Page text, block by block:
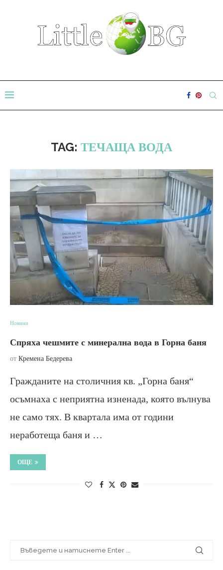
TAG: ТЕЧАЩА ВОДА
Новини
Спряха чешмите с минерална вода в Горна баня
от Кремена Бедерева
Гражданите на столичния кв. „Горна баня“
осъмнаха с неприятна изненада, която вълнува
не само тях. В квартала има от години
неработеща баня и …
ОЩЕ